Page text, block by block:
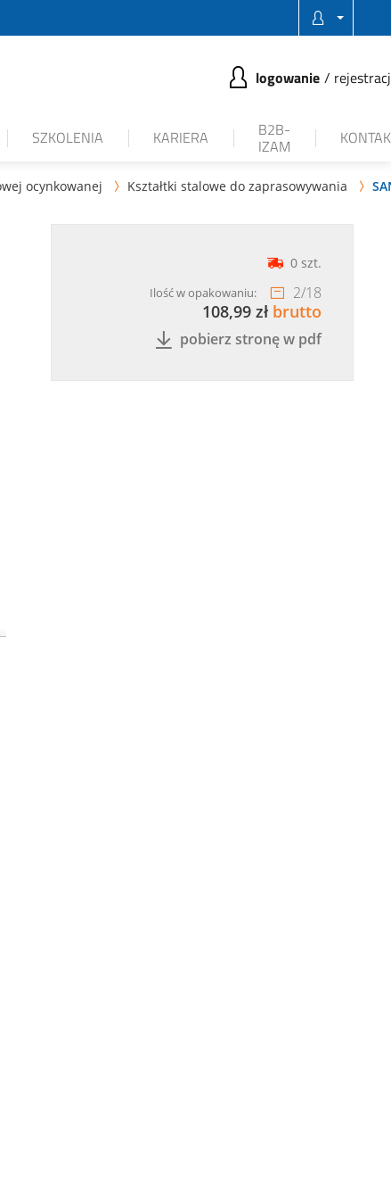
logowanie
SZKOLENIA KARIERA B2B-
IZAM
ocynkowanej  Kształtki stalowe do zaprasowywania 
0 szt.
Ilość w opakowaniu: 2/18
108,99 zł brutto
pobierz stronę w pdf